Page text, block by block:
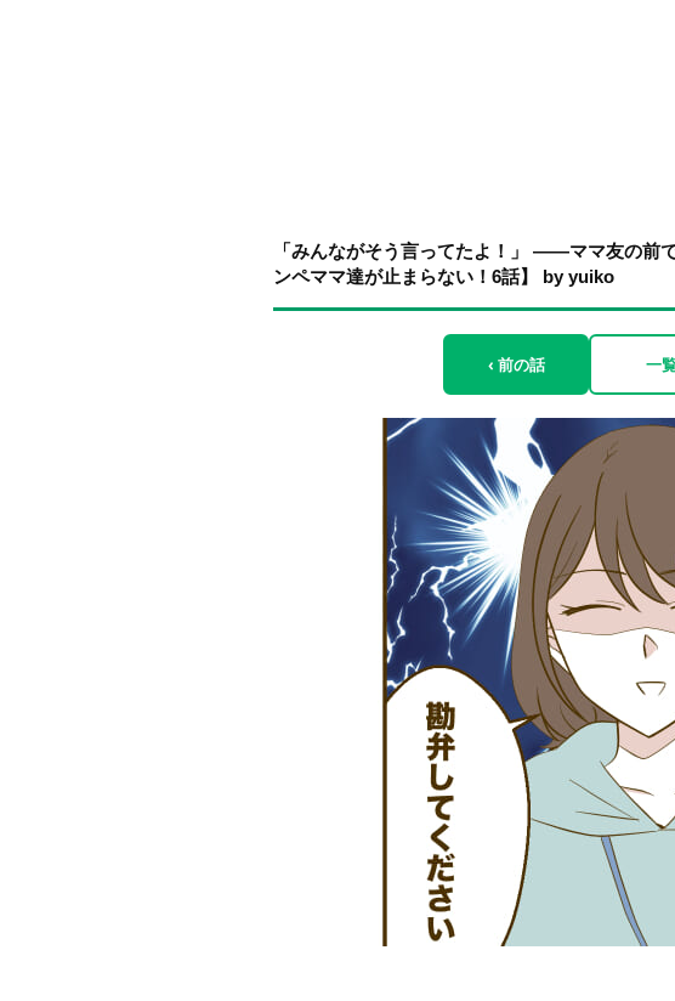
「みんながそう言ってたよ！」 ――ママ友の前
ンペママ達が止まらない！6話】 by yuiko
‹ 前の話 一